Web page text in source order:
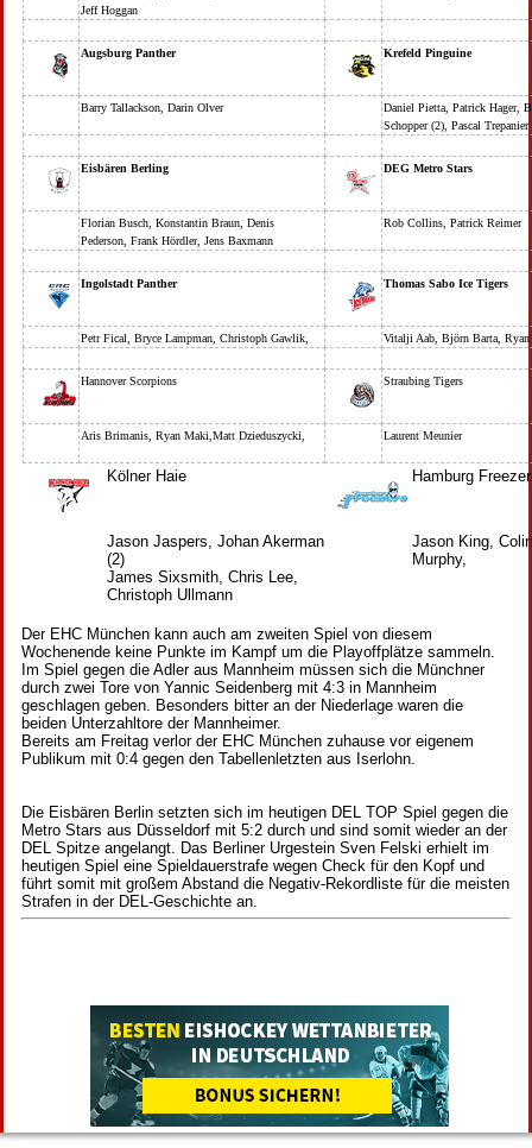
Jeff Hoggan
Augsburg Panther Krefeld Pinguine
Barry Tallackson, Darin Olver
Daniel Pietta, Patrick Hager,
Schopper (2), Pascal Trepanier
Eisbären Berling DEG Metro Stars
Florian Busch, Konstantin Braun, Denis
Pederson, Frank Hördler, Jens Baxmann
Rob Collins, Patrick Reimer
Ingolstadt Panther Thomas Sabo Ice Tigers
Petr Fical, Bryce Lampman, Christoph Gawlik, Vitalji Aab, Björn Barta, Ryan
Hannover Scorpions Straubing Tigers
Aris Brimanis, Ryan Maki,Matt Dzieduszycki, Laurent Meunier
Kölner Haie Hamburg
Jason Jaspers, Johan Akerman
(2)
James Sixsmith, Chris Lee,
Christoph Ullmann
Jason King, Colin
Murphy,
Der EHC München kann auch am zweiten Spiel von diesem
Wochenende keine Punkte im Kampf um die Playoffplätze sammeln.
Im Spiel gegen die Adler aus Mannheim müssen sich die Münchner
durch zwei Tore von Yannic Seidenberg mit 4:3 in Mannheim
geschlagen geben. Besonders bitter an der Niederlage waren die
beiden Unterzahltore der Mannheimer.
Bereits am Freitag verlor der EHC München zuhause vor eigenem
Publikum mit 0:4 gegen den Tabellenletzten aus Iserlohn.
Die Eisbären Berlin setzten sich im heutigen DEL TOP Spiel gegen die
Metro Stars aus Düsseldorf mit 5:2 durch und sind somit wieder an der
DEL Spitze angelangt. Das Berliner Urgestein Sven Felski erhielt im
heutigen Spiel eine Spieldauerstrafe wegen Check für den Kopf und
führt somit mit großem Abstand die Negativ-Rekordliste für die meisten
Strafen in der DEL-Geschichte an.